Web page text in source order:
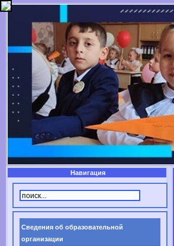
Навигация
Сведения об образовательной
организации